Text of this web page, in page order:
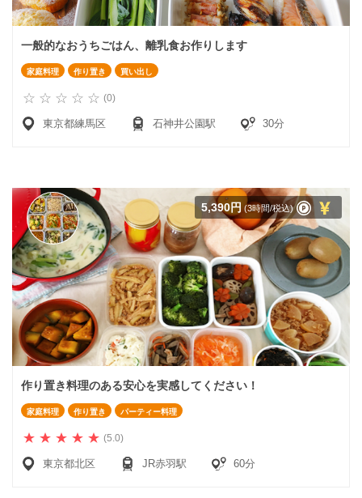
一般的なおうちごはん、離乳食お作りします
家庭料理 作り置き 買い出し
(0)
東京都練馬区 石神井公園駅 30分
5,390円 (3時間/税込)
作り置き料理のある安心を実感してください！
家庭料理 作り置き パーティー料理
(5.0)
東京都北区 JR赤羽駅 60分